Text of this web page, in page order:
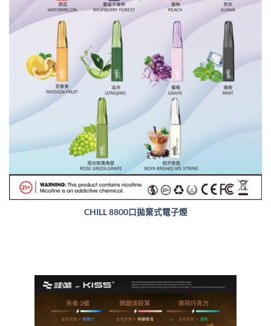
CHILL 8800口拋棄式電子煙